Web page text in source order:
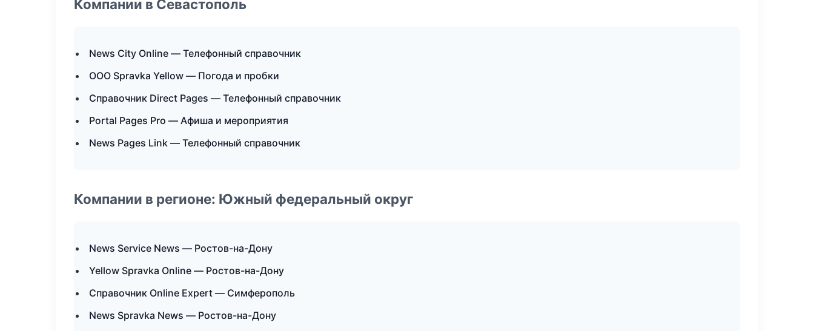
Компании в Севастополь
News City Online — Телефонный справочник
ООО Spravka Yellow — Погода и пробки
Справочник Direct Pages — Телефонный справочник
Portal Pages Pro — Афиша и мероприятия
News Pages Link — Телефонный справочник
Компании в регионе: Южный федеральный округ
News Service News — Ростов-на-Дону
Yellow Spravka Online — Ростов-на-Дону
Справочник Online Expert — Симферополь
News Spravka News — Ростов-на-Дону